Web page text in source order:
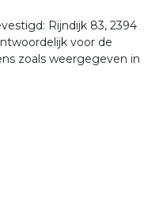
Rijndijk 83, 2394
voor de
zoals weergegeven in